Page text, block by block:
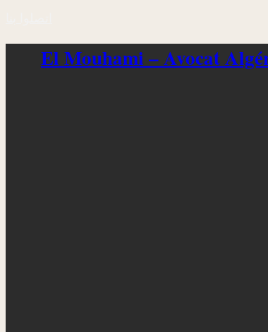
El Mouhami – Avocat